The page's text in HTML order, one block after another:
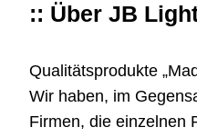
:: Über JB
Qualitätsprodukte
Wir haben, im
Firmen, die einzelnen